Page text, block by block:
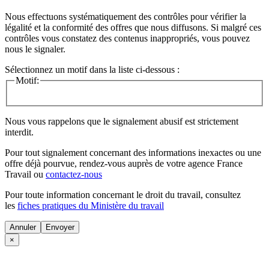
Nous effectuons systématiquement des contrôles pour vérifier la
légalité et la conformité des offres que nous diffusons. Si malgré ces
contrôles vous constatez des contenus inappropriés, vous pouvez
nous le signaler.
Sélectionnez un motif dans la liste ci-dessous :
Motif:
Nous vous rappelons que le signalement abusif est strictement
interdit.
Pour tout signalement concernant des informations inexactes ou une
offre déjà pourvue, rendez-vous auprès de votre agence France
Travail ou contactez-nous
Pour toute information concernant le droit du travail, consultez
les fiches pratiques du Ministère du travail
Annuler
×